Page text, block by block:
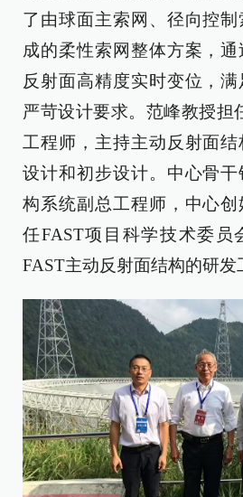
了由球面主索网、径向控制
成的柔性索网整体方案，
反射面高精度实时变位，
严苛设计要求。范峰教授担
工程师，主持主动反射面
设计和初步设计。中心骨
构系统副总工程师，中心
任FAST项目科学技术委员
FAST主动反射面结构的研发